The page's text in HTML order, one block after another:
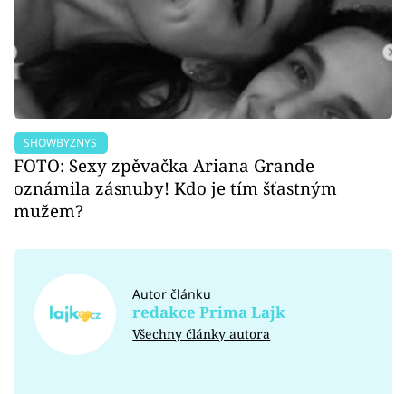
SHOWBYZNYS
FOTO: Sexy zpěvačka Ariana Grande
oznámila zásnuby! Kdo je tím šťastným
mužem?
Autor článku
redakce Prima Lajk
Všechny články autora